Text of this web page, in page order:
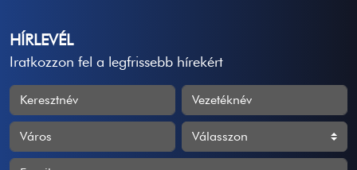
HÍRLEVÉL
Iratkozzon fel a legfrissebb hírekért